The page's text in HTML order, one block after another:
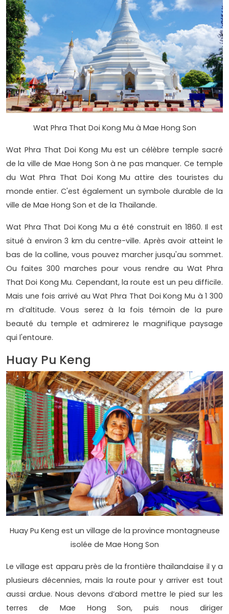
Wat Phra That Doi Kong Mu à Mae Hong Son
Wat Phra That Doi Kong Mu est un célèbre temple sacré
de la ville de Mae Hong Son à ne pas manquer. Ce temple
du Wat Phra That Doi Kong Mu attire des touristes du
monde entier. C'est également un symbole durable de la
ville de Mae Hong Son et de la Thaïlande.
Wat Phra That Doi Kong Mu a été construit en 1860. Il est
situé à environ 3 km du centre-ville. Après avoir atteint le
bas de la colline, vous pouvez marcher jusqu'au sommet.
Ou faites 300 marches pour vous rendre au Wat Phra
That Doi Kong Mu. Cependant, la route est un peu difficile.
Mais une fois arrivé au Wat Phra That Doi Kong Mu à 1 300
m d’altitude. Vous serez à la fois témoin de la pure
beauté du temple et admirerez le magnifique paysage
qui l'entoure.
Huay Pu Keng
Huay Pu Keng est un village de la province montagneuse
isolée de Mae Hong Son
Le village est apparu près de la frontière thaïlandaise il y a
plusieurs décennies, mais la route pour y arriver est tout
aussi ardue. Nous devons d’abord mettre le pied sur les
terres de Mae Hong Son, puis nous diriger